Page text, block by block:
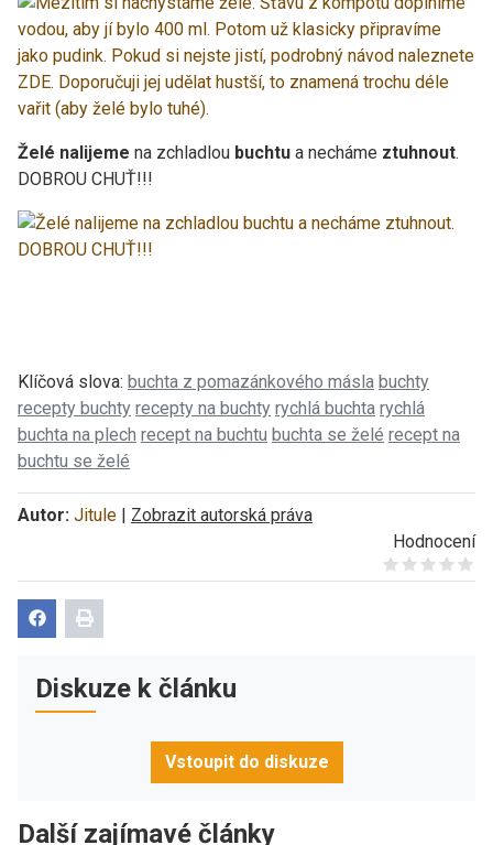
Želé nalijeme na zchladlou buchtu a necháme ztuhnout.
DOBROU CHUŤ!!!
Klíčová slova: buchta z pomazánkového másla buchty
recepty buchty recepty na buchty rychlá buchta rychlá
buchta na plech recept na buchtu buchta se želé recept na
buchtu se želé
Autor: Jitule | Zobrazit autorská práva
Hodnocení
Give it 1/5
Give it 2/5
Give it 3/5
Give it 4/5
Give it 5/5
Diskuze k článku
Vstoupit do diskuze
Další zajímavé články